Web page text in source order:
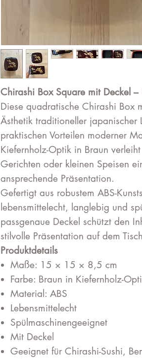
Chirashi Box Square mit Deckel
Diese quadratische Chirashi Box
Ästhetik traditioneller japanischer
praktischen Vorteilen moderner
Kiefernholz-Optik in Braun
Gerichten oder kleinen Speisen
ansprechende Präsentation.
Gefertigt aus robustem ABS-
lebensmittelecht, langlebig und
passgenaue Deckel schützt den
stilvolle Präsentation auf dem
Produktdetails
Maße: 15 × 15 × 8,5 cm
Farbe: Braun in Kiefernholz-
Material: ABS
Lebensmittelecht
Spülmaschinengeeignet
Mit Deckel
Geeignet für Chirashi-Sushi,